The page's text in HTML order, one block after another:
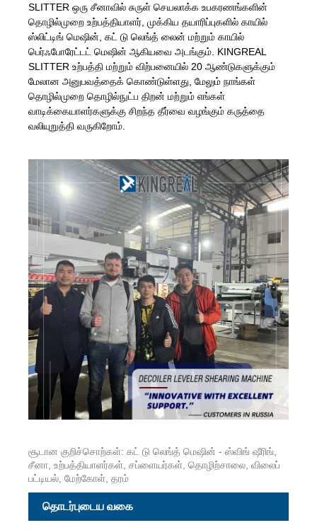
SLITTER ஒரு சீனாவில் சுருள் செயலாக்க உபகரணங்களின்
தொழில்முறை உற்பத்தியாளர், முக்கிய தயாரிப்புகளில் காயில்
ஸ்லிட்டிங் மெஷின், கட் டு லெங்த் லைன் மற்றும் காயில்
பெர்ஃபோரேட்டட் மெஷின் ஆகியவை அடங்கும். KINGREAL
SLITTER உற்பத்தி மற்றும் விற்பனையில் 20 ஆண்டுகளுக்கும்
மேலான அனுபவத்தைக் கொண்டுள்ளது, மேலும் நாங்கள்
தொழில்முறை தொழில்நுட்ப திறன் மற்றும் எங்கள்
வாடிக்கையாளர்களுக்கு சிறந்த தீர்வை வழங்கும் கருத்தை
வலியுறுத்தி வருகிறோம்.
சூடான குறிச்சொற்கள்: கட் டு லெங்த் மெஷின் - ஸ்விங் ஷீரிங்,
சீனா, உற்பத்தியாளர்கள், சப்ளையர்கள், தொழிற்சாலை, விலைப்
பட்டியல், மேற்கோள், தரம்
தொடர்புடைய வகை